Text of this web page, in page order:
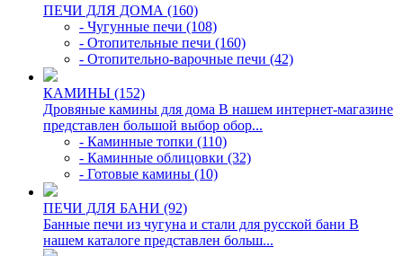
ПЕЧИ ДЛЯ ДОМА (160)
- Чугунные печи (108)
- Отопительные печи (160)
- Отопительно-варочные печи (42)
КАМИНЫ (152)
Дровяные камины для дома В нашем интернет-магазине
представлен большой выбор обор...
- Каминные топки (110)
- Каминные облицовки (32)
- Готовые камины (10)
ПЕЧИ ДЛЯ БАНИ (92)
Банные печи из чугуна и стали для русской бани В
нашем каталоге представлен больш...